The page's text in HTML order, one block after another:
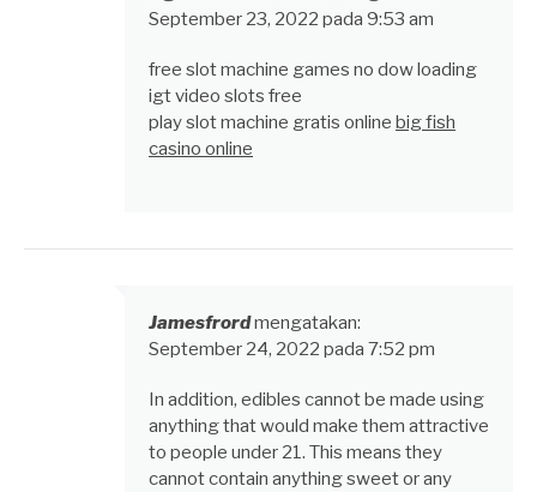
September 23, 2022 pada 9:53 am
free slot machine games no dow loading
igt video slots free
play slot machine gratis online big fish
casino online
Jamesfrordmengatakan:
September 24, 2022 pada 7:52 pm
In addition, edibles cannot be made using
anything that would make them attractive
to people under 21. This means they
cannot contain anything sweet or any